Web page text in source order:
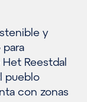
y
Reestdal
pueblo
con zonas